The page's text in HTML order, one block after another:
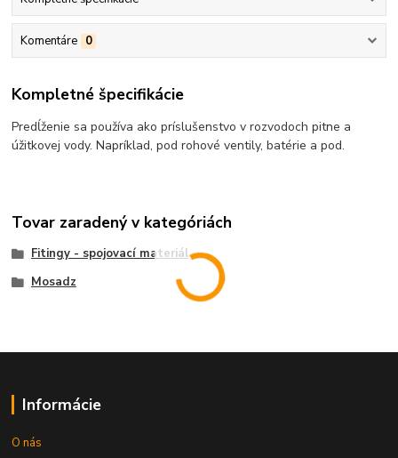
Komentáre 0
Kompletné špecifikácie
Predĺženie sa používa ako príslušenstvo v rozvodoch pitne a
úžitkovej vody. Napríklad, pod rohové ventily, batérie a pod.
Tovar zaradený v kategóriách
Fitingy - spojovací materiál
Mosadz
Informácie
O nás